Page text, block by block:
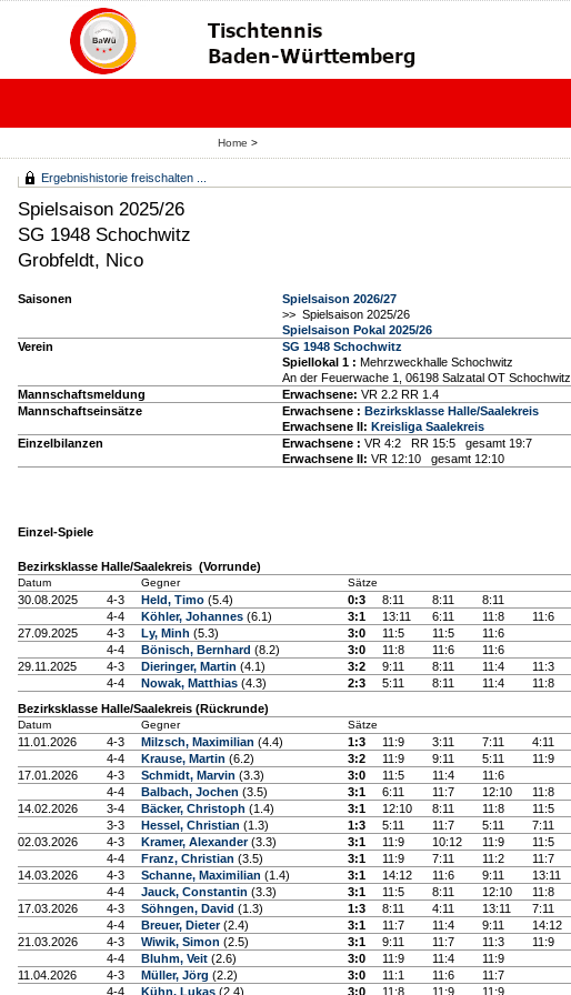
Home >
Ergebnishistorie freischalten ...
Spielsaison 2025/26
SG 1948 Schochwitz
Grobfeldt, Nico
Saisonen
Spielsaison 2026/27
>> Spielsaison 2025/26
Spielsaison Pokal 2025/26
Verein
SG 1948 Schochwitz
Spiellokal 1 : Mehrzweckhalle Schochwitz
An der Feuerwache 1, 06198 Salzatal OT Schochwitz
Mannschaftsmeldung
Erwachsene: VR 2.2 RR 1.4
Mannschaftseinsätze
Erwachsene : Bezirksklasse Halle/Saalekreis
Erwachsene II: Kreisliga Saalekreis
Einzelbilanzen
Erwachsene : VR 4:2 RR 15:5 gesamt 19:7
Erwachsene II: VR 12:10 gesamt 12:10
Einzel-Spiele
Bezirksklasse Halle/Saalekreis (Vorrunde)
Datum Gegner Sätze
30.08.2025 4-3 Held, Timo (5.4) 0:3 8:11 8:11 8:11
4-4
Köhler, Johannes (6.1) 3:1 13:11 6:11 11:8
11:6
27.09.2025
4-3 Ly, Minh (5.3) 3:0 11:5 11:5 11:6
4-4
Bönisch, Bernhard (8.2) 3:0 11:8 11:6
11:6
29.11.2025
4-3 Dieringer, Martin (4.1) 3:2 9:11 8:11 11:4 11:3
4-4
Nowak, Matthias (4.3) 2:3 5:11 8:11 11:4 11:8
Bezirksklasse Halle/Saalekreis (Rückrunde)
Datum Gegner Sätze
11.01.2026 4-3 Milzsch, Maximilian (4.4) 1:3 11:9 3:11 7:11 4:11
4-4
Krause, Martin (6.2) 3:2 11:9 9:11 5:11 11:9
17.01.2026
4-3 Schmidt, Marvin (3.3) 3:0 11:5 11:4 11:6
4-4
Balbach, Jochen (3.5) 3:1 6:11 11:7 12:10
11:8
14.02.2026
3-4 Bäcker, Christoph (1.4) 3:1 12:10 8:11 11:8 11:5
3-3
Hessel, Christian (1.3) 1:3 5:11 11:7 5:11
7:11
02.03.2026
4-3 Kramer, Alexander(3.3) 3:1 11:9 10:12 11:9 11:5
4-4
Franz, Christian (3.5) 3:1 11:9 7:11 11:2
11:7
14.03.2026
4-3 Schanne, Maximilian (1.4) 3:1 14:12 11:6 9:11 13:11
4-4
Jauck, Constantin (3.3) 3:1 11:5 8:11 12:10
11:8
17.03.2026
4-3 Söhngen, David (1.3) 1:3 8:11 4:11 13:11 7:11
4-4
Breuer, Dieter(2.4) 3:1 11:7 11:4 9:11
14:12
21.03.2026
4-3 Wiwik, Simon (2.5) 3:1 9:11 11:7 11:3 11:9
4-4
Bluhm, Veit (2.6) 3:0 11:9 11:4
11:9
11.04.2026
4-3 Müller, Jörg (2.2) 3:0 11:1 11:6 11:7
4-4
Kühn, Lukas (2.4) 3:0 11:8 11:9 11:9